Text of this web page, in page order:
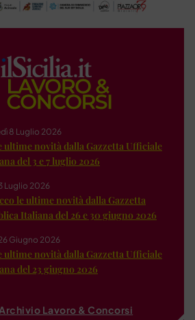
8 Luglio 2026
ultime novità dalla Gazzetta Ufficiale
del 3 e 7 luglio 2026
Luglio 2026
le ultime novità dalla Gazzetta
Italiana del 26 e 30 giugno 2026
Giugno 2026
ultime novità dalla Gazzetta Ufficiale
del 23 giugno 2026
Lavoro & Concorsi